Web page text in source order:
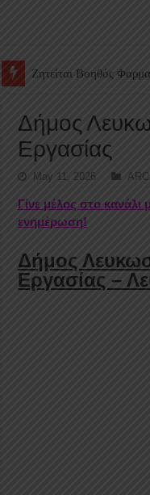
Ζητείται Βοηθός
Δήμος
Εργασίας
May 11, 2026
Γίνε μέλος στο
ενημέρωση!
Δήμος
Εργασίας –